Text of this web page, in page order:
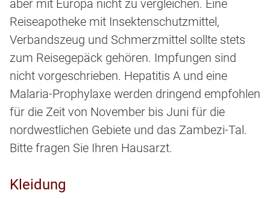
aber mit Europa nicht zu vergleichen. Eine
Reiseapotheke mit Insektenschutzmittel,
Verbandszeug und Schmerzmittel sollte stets
zum Reisegepäck gehören. Impfungen sind
nicht vorgeschrieben. Hepatitis A und eine
Malaria-Prophylaxe werden dringend empfohlen
für die Zeit von November bis Juni für die
nordwestlichen Gebiete und das Zambezi-Tal.
Bitte fragen Sie Ihren Hausarzt.
Kleidung